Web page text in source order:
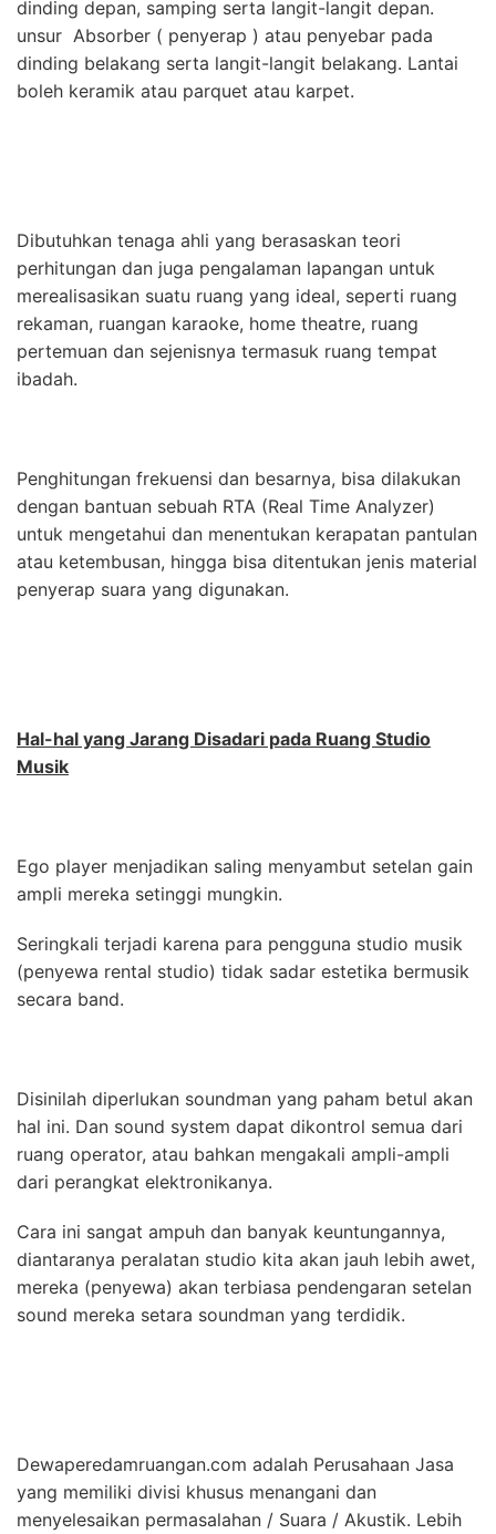
dinding depan, samping serta langit-langit depan.
unsur Absorber ( penyerap ) atau penyebar pada
dinding belakang serta langit-langit belakang. Lantai
boleh keramik atau parquet atau karpet.
Dibutuhkan tenaga ahli yang berasaskan teori
perhitungan dan juga pengalaman lapangan untuk
merealisasikan suatu ruang yang ideal, seperti ruang
rekaman, ruangan karaoke, home theatre, ruang
pertemuan dan sejenisnya termasuk ruang tempat
ibadah.
Penghitungan frekuensi dan besarnya, bisa dilakukan
dengan bantuan sebuah RTA (Real Time Analyzer)
untuk mengetahui dan menentukan kerapatan pantulan
atau ketembusan, hingga bisa ditentukan jenis material
penyerap suara yang digunakan.
Hal-hal yang Jarang Disadari pada Ruang Studio
Musik
Ego player menjadikan saling menyambut setelan gain
ampli mereka setinggi mungkin.
Seringkali terjadi karena para pengguna studio musik
(penyewa rental studio) tidak sadar estetika bermusik
secara band.
Disinilah diperlukan soundman yang paham betul akan
hal ini. Dan sound system dapat dikontrol semua dari
ruang operator, atau bahkan mengakali ampli-ampli
dari perangkat elektronikanya.
Cara ini sangat ampuh dan banyak keuntungannya,
diantaranya peralatan studio kita akan jauh lebih awet,
mereka (penyewa) akan terbiasa pendengaran setelan
sound mereka setara soundman yang terdidik.
Dewaperedamruangan.com adalah Perusahaan Jasa
yang memiliki divisi khusus menangani dan
menyelesaikan permasalahan / Suara / Akustik. Lebih